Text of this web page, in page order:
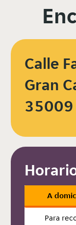
Calle
Gran
35009
A
Para